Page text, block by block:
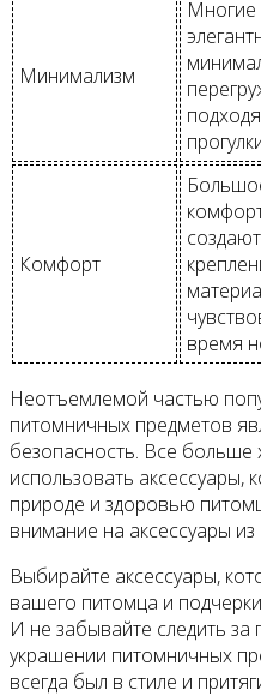
Минимализм
Многие
Комфорт
время
Неотъемлемой частью
питомничных предметов
безопасность. Все больше
использовать аксессуары,
природе и здоровью
внимание на аксессуары
Выбирайте аксессуары,
вашего питомца и
И не забывайте следить
украшении питомничных
всегда был в стиле и